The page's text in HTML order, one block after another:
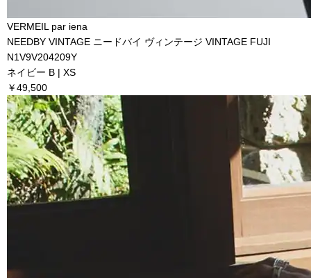
VERMEIL par iena
NEEDBY VINTAGE ニードバイ ヴィンテージ VINTAGE FUJI
N1V9V204209Y
ネイビー B | XS
￥49,500